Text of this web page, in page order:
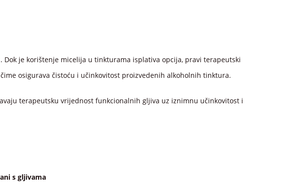
je korištenje micelija u tinkturama isplativa opcija, pravi terapeutski
osigurava čistoću i učinkovitost proizvedenih alkoholnih tinktura.
terapeutsku vrijednost funkcionalnih gljiva uz iznimnu učinkovitost i
s gljivama